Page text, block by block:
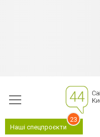
Наші спецпроєкти
23